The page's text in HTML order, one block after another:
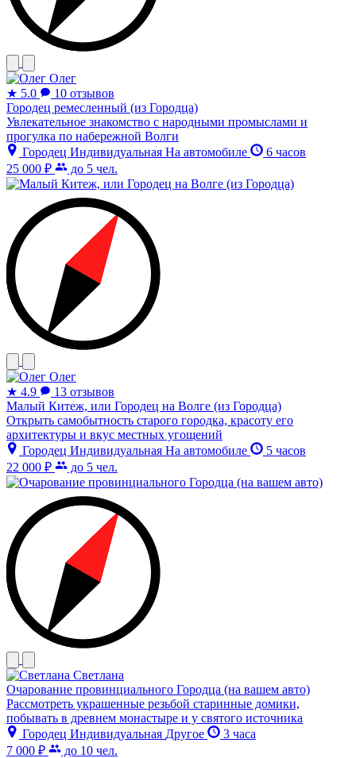
Олег
★ 5.0
10 отзывов
Городец ремесленный (из Городца)
Увлекательное знакомство с народными промыслами и
прогулка по набережной Волги
Городец Индивидуальная На автомобиле
6 часов
25 000 ₽
до 5 чел.
Олег
★ 4.9
13 отзывов
Малый Китеж, или Городец на Волге (из Городца)
Открыть самобытность старого городка, красоту его
архитектуры и вкус местных угощений
Городец Индивидуальная На автомобиле
5 часов
22 000 ₽
до 5 чел.
Светлана
Очарование провинциального Городца (на вашем авто)
Рассмотреть украшенные резьбой старинные домики,
побывать в древнем монастыре и у святого источника
Городец Индивидуальная Другое
3 часа
7 000 ₽
до 10 чел.